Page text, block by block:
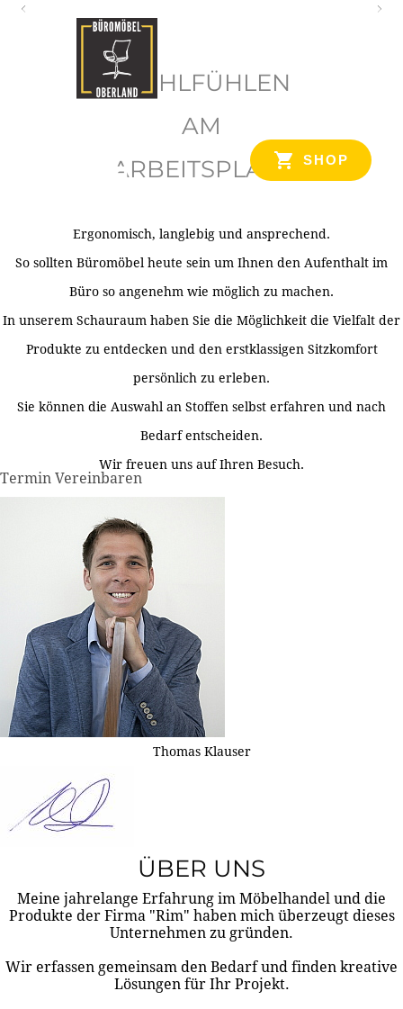
SHOP
WOHLFÜHLEN
AM
ARBEITSPLATZ
Ergonomisch, langlebig und ansprechend.
So sollten Büromöbel heute sein um Ihnen den Aufenthalt im
Büro so angenehm wie möglich zu machen.
In unserem Schauraum haben Sie die Möglichkeit die Vielfalt der
Produkte zu entdecken und den erstklassigen Sitzkomfort
persönlich zu erleben.
Sie können die Auswahl an Stoffen selbst erfahren und nach
Bedarf entscheiden.
Wir freuen uns auf Ihren Besuch.
Termin Vereinbaren
Thomas Klauser
ÜBER UNS
Meine jahrelange Erfahrung im Möbelhandel und die
Produkte der Firma "Rim" haben mich überzeugt dieses
Unternehmen zu gründen.
Wir erfassen gemeinsam den Bedarf und finden kreative
Lösungen für Ihr Projekt.